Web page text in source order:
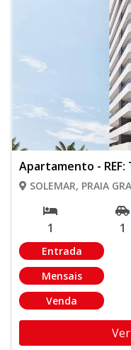
Apartamento - REF:
SOLEMAR, PRAIA
1 1
Entrada
Mensais
Venda